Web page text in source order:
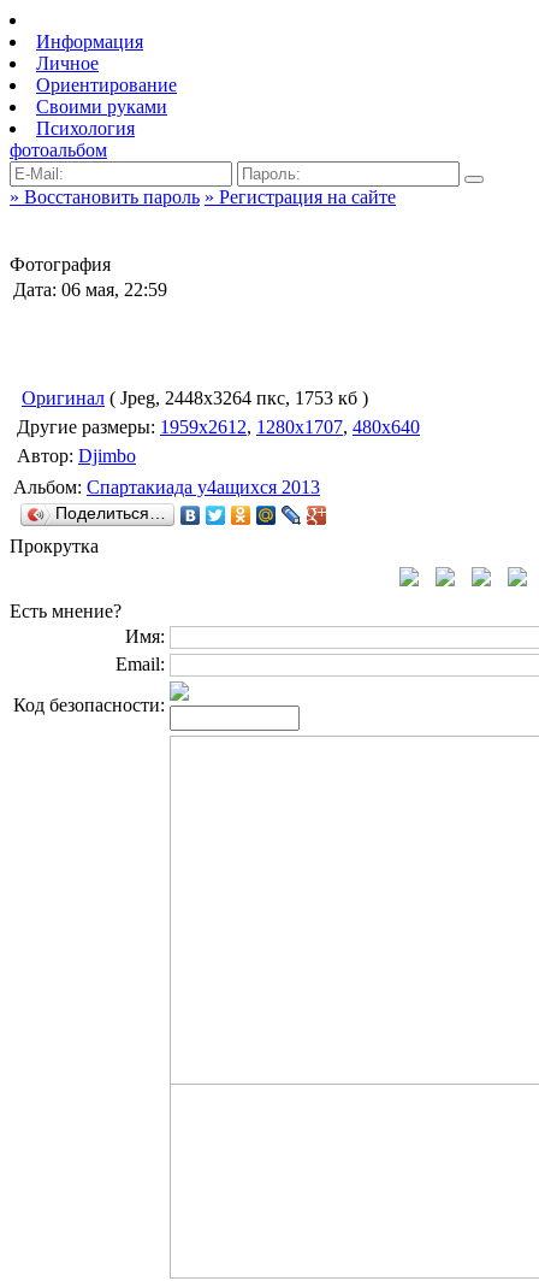
Информация
Личное
Ориентирование
Своими руками
Психология
фотоальбом
» Восстановить пароль » Регистрация на сайте
Фотография
Дата: 06 мая, 22:59
Оригинал ( Jpeg, 2448x3264 пкс, 1753 кб )
Другие размеры: 1959x2612, 1280x1707, 480x640
Автор: Djimbo
Альбом: Спартакиада у4ащихся 2013
Поделиться…
Прокрутка
Есть мнение?
Имя:
Email:
Код безопасности: